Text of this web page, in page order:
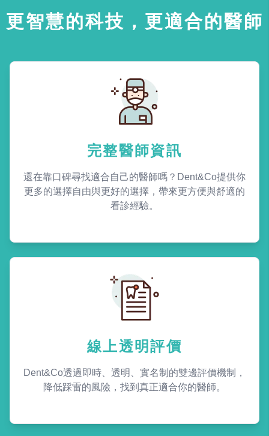
更智慧的科技，更適合的醫師
完整醫師資訊
還在靠口碑尋找適合自己的醫師嗎？Dent&Co提供你
更多的選擇自由與更好的選擇，帶來更方便與舒適的
看診經驗。
線上透明評價
Dent&Co透過即時、透明、實名制的雙邊評價機制，
降低踩雷的風險，找到真正適合你的醫師。